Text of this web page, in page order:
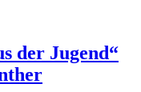
der Jugend“